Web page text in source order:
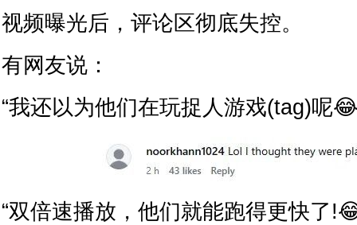
视频曝光后，评论区彻底失控。
有网友说：
“我还以为他们在玩捉人游戏(tag)呢
“双倍速播放，他们就能跑得更快了